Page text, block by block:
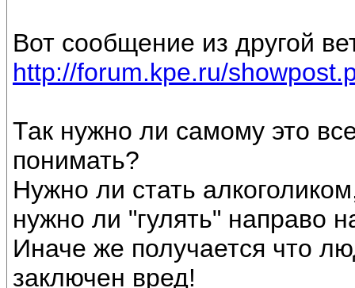
Вот сообщение из другой
http://forum.kpe.ru/
Так нужно ли самому это
понимать?
Нужно ли стать
нужно ли "гулять" направо
Иначе же получается что
заключен вред!